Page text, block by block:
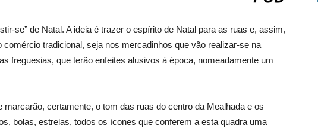
se” de Natal. A ideia é trazer o espírito de Natal para as ruas e, assim,
tradicional, seja nos mercadinhos que vão realizar-se na
freguesias, que terão enfeites alusivos à época, nomeadamente um
certamente, o tom das ruas do centro da Mealhada e os
bolas, estrelas, todos os ícones que conferem a esta quadra uma